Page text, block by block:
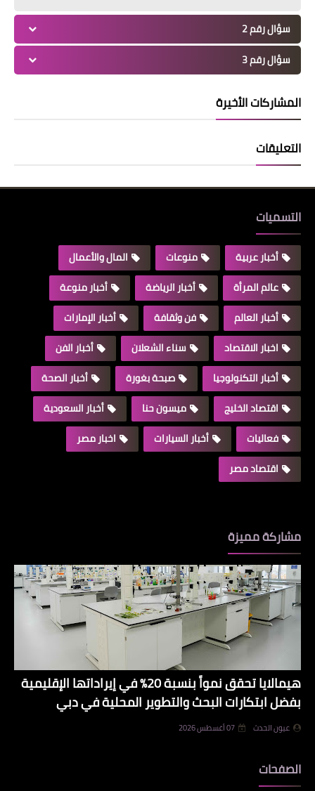
سؤال رقم 2
سؤال رقم 3
المشاركات الأخيرة
التعليقات
التسميات
أخبار عربية منوعات
المال والأعمال
عالم المرأة
أخبار الرياضة
أخبار منوعة
أخبار العالم
فن وثقافة
أخبار الإمارات
اخبار الاقتصاد
سناء الشعلان
أخبار الفن
أخبار التكنولوجيا
صبحة بغورة
أخبار الصحة
اقتصاد الخليج
ميسون حنا
أخبار السعودية
فعاليات
أخبار السيارات
اخبار مصر
اقتصاد مصر
مشاركة مميزة
هيمالايا تحقق نمواً بنسبة 20% في إيراداتها الإقليمية
بفضل ابتكارات البحث والتطوير المحلية في دبي
عيون الحدث 07 أغسطس 2026
الصفحات